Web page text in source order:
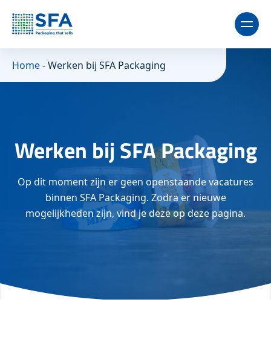
Home-Werken bij SFA Packaging
Werken bij SFA Packaging
Op dit moment zijn er geen openstaande vacatures
binnen SFA Packaging. Zodra er nieuwe
mogelijkheden zijn, vind je deze op deze pagina.